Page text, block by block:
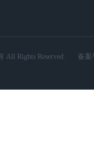
Rights Reserved. 备案